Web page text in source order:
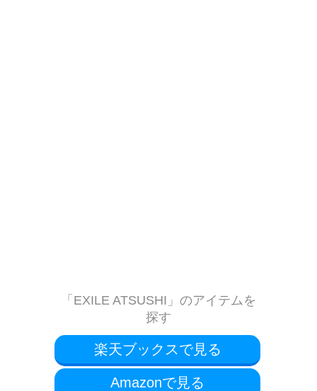
「EXILE ATSUSHI」のアイテムを
探す
楽天ブックスで見る
Amazonで見る